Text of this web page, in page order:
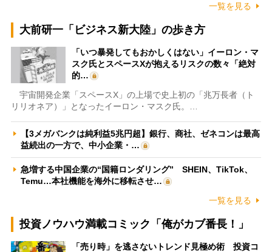
一覧を見る
大前研一「ビジネス新大陸」の歩き方
「いつ暴発してもおかしくはない」イーロン・マ
スク氏とスペースXが抱えるリスクの数々「絶対
的…
宇宙開発企業「スペースX」の上場で史上初の「兆万長者（ト
リリオネア）」となったイーロン・マスク氏。…
【3メガバンクは純利益5兆円超】銀行、商社、ゼネコンは最高
益続出の一方で、中小企業・…
急増する中国企業の“国籍ロンダリング” SHEIN、TikTok、
Temu…本社機能を海外に移転させ…
一覧を見る
投資ノウハウ満載コミック「俺がカブ番長！」
「売り時」を逃さないトレンド見極め術 投資コ